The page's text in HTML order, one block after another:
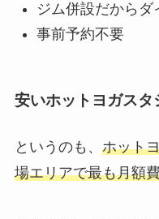
ジム併設だから
事前予約不要
安いホットヨガス
というのも、 ホット
場エリアで最も月額